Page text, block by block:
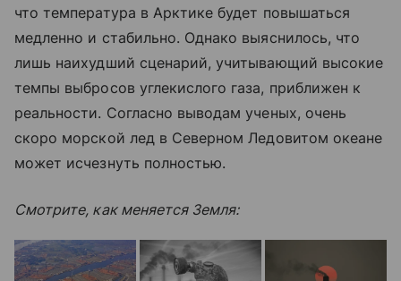
что температура в Арктике будет повышаться
медленно и стабильно. Однако выяснилось, что
лишь наихудший сценарий, учитывающий высокие
темпы выбросов углекислого газа, приближен к
реальности. Согласно выводам ученых, очень
скоро морской лед в Северном Ледовитом океане
может исчезнуть полностью.
Смотрите, как меняется Земля: